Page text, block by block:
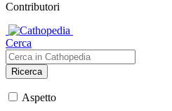
Contributori
Cerca
Ricerca
Aspetto